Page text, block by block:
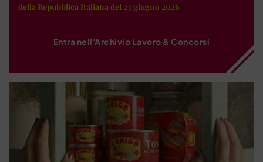
della Repubblica Italiana del 23 giugno 2026
Entra nell'Archivio Lavoro & Concorsi